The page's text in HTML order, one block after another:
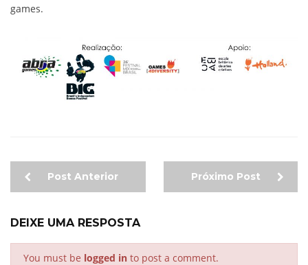
games.
Post Anterior Próximo Post
DEIXE UMA RESPOSTA
You must be logged into post a comment.